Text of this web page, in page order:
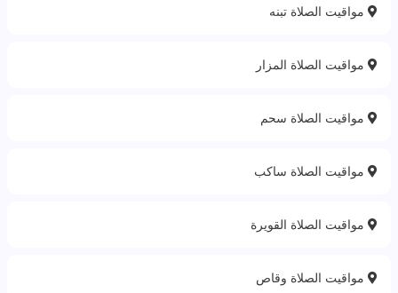
مواقيت الصلاة تبنه
مواقيت الصلاة المزار
مواقيت الصلاة سحم
مواقيت الصلاة ساكب
مواقيت الصلاة القويرة
مواقيت الصلاة وقاص‎